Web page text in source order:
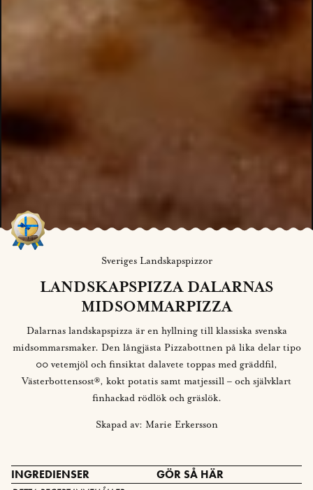
Sveriges Landskapspizzor
LANDSKAPSPIZZA DALARNAS
MIDSOMMARPIZZA
Dalarnas landskapspizza är en hyllning till klassiska svenska
midsommarsmaker. Den långjästa Pizzabottnen på lika delar tipo
00 vetemjöl och finsiktat dalavete toppas med gräddfil,
Västerbottensost®, kokt potatis samt matjessill – och självklart
finhackad rödlök och gräslök.
Skapad av: Marie Erkersson
INGREDIENSER GÖR SÅ HÄR